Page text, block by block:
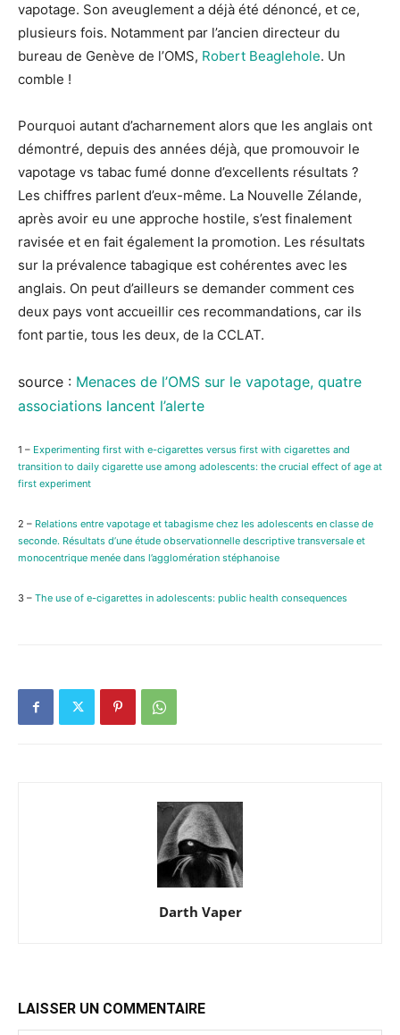
vapotage. Son aveuglement a déjà été dénoncé, et ce,
plusieurs fois. Notamment par l’ancien directeur du
bureau de Genève de l’OMS, Robert Beaglehole. Un
comble !
Pourquoi autant d’acharnement alors que les anglais ont
démontré, depuis des années déjà, que promouvoir le
vapotage vs tabac fumé donne d’excellents résultats ?
Les chiffres parlent d’eux-même. La Nouvelle Zélande,
après avoir eu une approche hostile, s’est finalement
ravisée et en fait également la promotion. Les résultats
sur la prévalence tabagique est cohérentes avec les
anglais. On peut d’ailleurs se demander comment ces
deux pays vont accueillir ces recommandations, car ils
font partie, tous les deux, de la CCLAT.
source : Menaces de l’OMS sur le vapotage, quatre
associations lancent l’alerte
1 – Experimenting first with e-cigarettes versus first with cigarettes and
transition to daily cigarette use among adolescents: the crucial effect of age at
first experiment
2 – Relations entre vapotage et tabagisme chez les adolescents en classe de
seconde. Résultats d’une étude observationnelle descriptive transversale et
monocentrique menée dans l’agglomération stéphanoise
3 – The use of e-cigarettes in adolescents: public health consequences
Darth Vaper
LAISSER UN COMMENTAIRE